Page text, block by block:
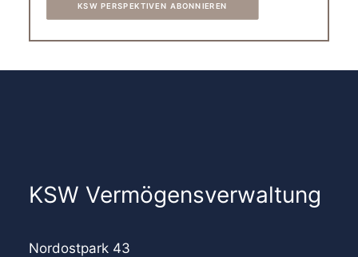
KSW PERSPEKTIVEN ABONNIEREN
KSW Vermögensverwaltung
Nordostpark 43